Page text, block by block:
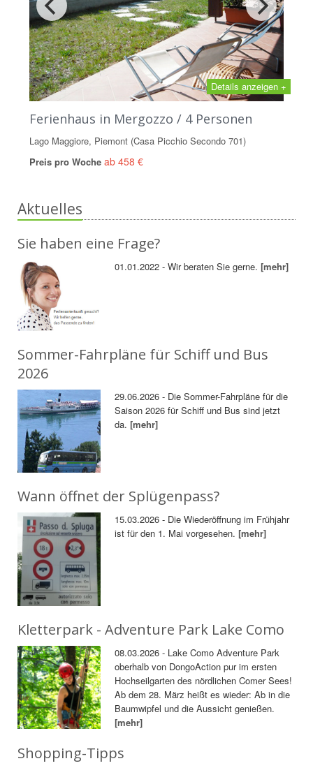
Details anzeigen +
Ferienhaus in Mergozzo / 4 Personen
Lago Maggiore, Piemont (Casa Picchio Secondo 701)
Preis pro Woche ab 458 €
Aktuelles
Sie haben eine Frage?
01.01.2022 - Wir beraten Sie gerne.[mehr]
Sommer-Fahrpläne für Schiff und Bus
2026
29.06.2026 - Die Sommer-Fahrpläne für die
Saison 2026 für Schiff und Bus sind jetzt
da.[mehr]
Wann öffnet der Splügenpass?
15.03.2026 - Die Wiederöffnung im Frühjahr
ist für den 1. Mai vorgesehen.[mehr]
Kletterpark - Adventure Park Lake Como
08.03.2026 - Lake Como Adventure Park
oberhalb von DongoAction pur im ersten
Hochseilgarten des nördlichen Comer Sees!
Ab dem 28. März heißt es wieder: Ab in die
Baumwipfel und die Aussicht genießen.
[mehr]
Shopping-Tipps